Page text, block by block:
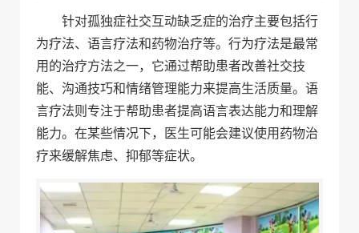
针对孤独症社交互动缺乏症的治疗主要包括行
为疗法、语言疗法和药物治疗等。行为疗法是最常
用的治疗方法之一，它通过帮助患者改善社交技
能、沟通技巧和情绪管理能力来提高生活质量。语
言疗法则专注于帮助患者提高语言表达能力和理解
能力。在某些情况下，医生可能会建议使用药物治
疗来缓解焦虑、抑郁等症状。